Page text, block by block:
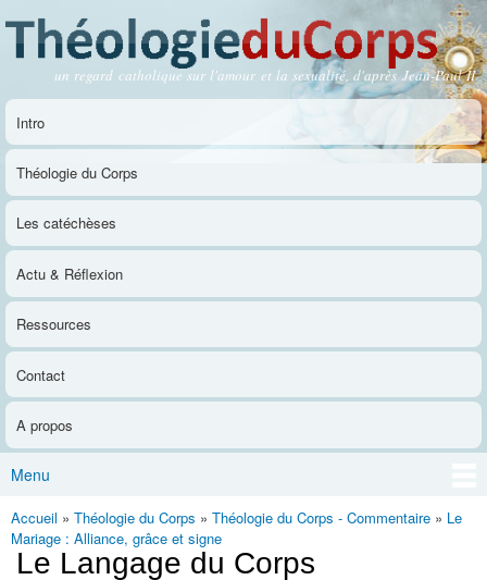
contenu
principal
Théologie du Corps
un regard catholique sur l'amour et la sexualité, d'après Jean-Paul II
Menu principal
Intro
Théologie du Corps
Les catéchèses
Actu & Réflexion
Ressources
Contact
A propos
Menu
Vous êtes ici
Accueil » Théologie du Corps » Théologie du Corps - Commentaire » Le
Mariage : Alliance, grâce et signe
Le Langage du Corps